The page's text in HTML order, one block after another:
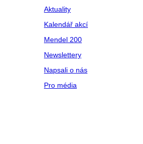
Aktuality
Kalendář akcí
Mendel 200
Newslettery
Napsali o nás
Pro média